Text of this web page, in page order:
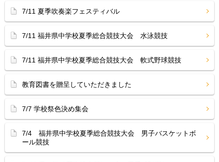
7/11 夏季吹奏楽フェスティバル
7/11 福井県中学校夏季総合競技大会 水泳競技
7/11 福井県中学校夏季総合競技大会 軟式野球競技
教育図書を贈呈していただきました
7/7 学校祭色決め集会
7/4 福井県中学校夏季総合競技大会 男子バスケットボ
ール競技